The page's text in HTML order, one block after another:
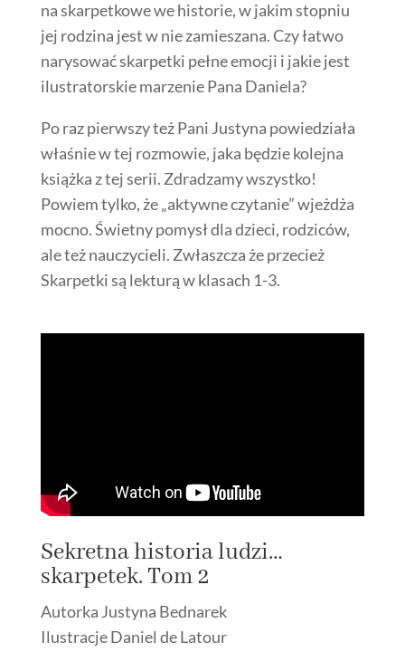
na skarpetkowe we historie, w jakim stopniu
jej rodzina jest w nie zamieszana.Czy łatwo
narysować skarpetki pełne emocji i jakie jest
ilustratorskie marzenie Pana Daniela?
Po raz pierwszy też Pani Justyna powiedziała
właśnie w tej rozmowie, jaka będzie kolejna
książka z tej serii. Zdradzamy wszystko!
Powiem tylko, że „aktywne czytanie” wjeżdża
mocno. Świetny pomysł dla dzieci, rodziców,
ale też nauczycieli. Zwłaszcza że przecież
Skarpetki są lekturą w klasach 1-3.
Sekretna historia ludzi…
skarpetek. Tom 2
Autorka Justyna Bednarek
Ilustracje Daniel de Latour